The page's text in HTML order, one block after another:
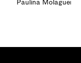
Paulina Molaguero